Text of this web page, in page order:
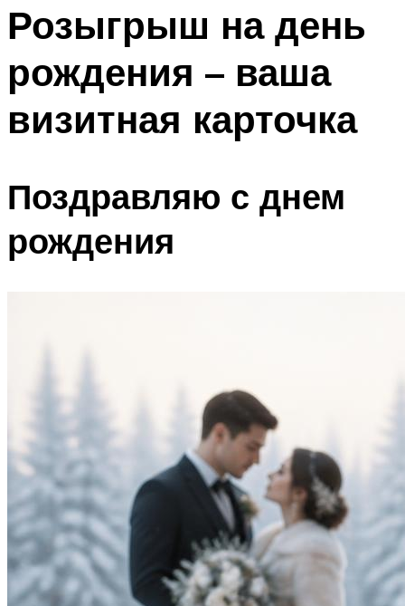
Розыгрыш на день
рождения – ваша
визитная карточка
Поздравляю с днем
рождения